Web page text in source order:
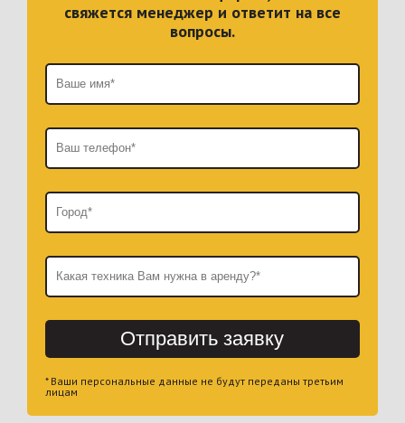
свяжется менеджер и ответит на все
вопросы.
Отправить заявку
* Ваши персональные данные не будут переданы третьим
лицам